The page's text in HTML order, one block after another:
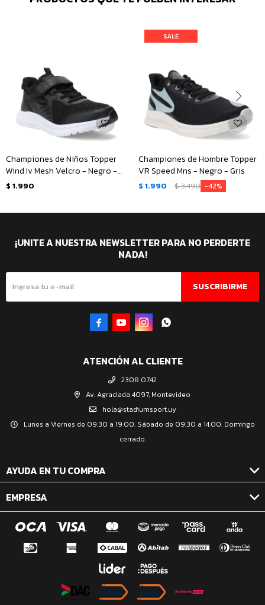
Championes de Niños Topper
Wind Iv Mesh Velcro - Negro -
Blanco
$ 1.990
Championes de Hombre Topper
VR Speed Mns - Negro - Gris
$ 1.990 $3.490 42
ATENCIÓN AL CLIENTE
2308 0742
Av. Agraciada 4097, Montevideo
hola@stadiumsport.uy
Lunes a Viernes de 09:30 a 19:00. Sábado de 09:30 a 14:00. Domingo
cerrado.
AYUDA EN TU COMPRA
EMPRESA
¡UNITE A NUESTRA NEWSLETTER PARA NO PERDERTE
NADA!
SUSCRIBIRME
   